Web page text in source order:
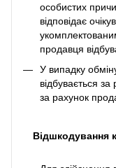
особистих
відповідає
продавця
У випадку
відбувається
за рахунок
Відшкодування